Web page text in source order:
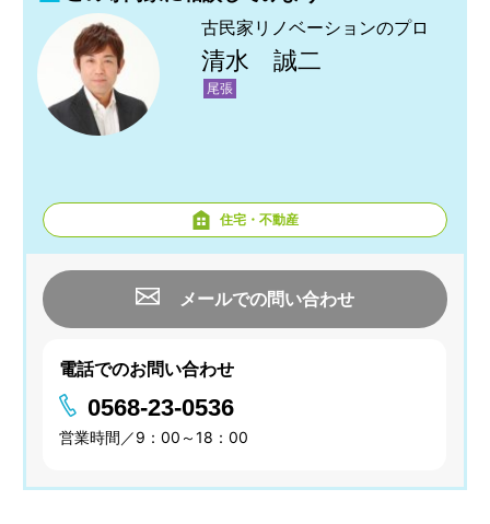
古民家リノベーションのプロ
清水 誠二
尾張
住宅・不動産
メールでの問い合わせ
電話でのお問い合わせ
0568-23-0536
営業時間／9：00～18：00